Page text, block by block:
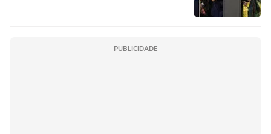
PUBLICIDADE